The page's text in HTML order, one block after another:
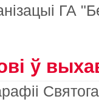
ГА
ў